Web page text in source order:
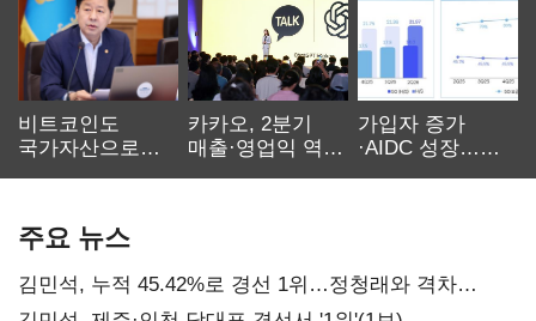
비트코인도
국가자산으로…'
카카오, 2분기
매출·영업익 역대
가입자 증가
·AIDC 성장…
주요 뉴스
김민석, 누적 45.42%로 경선 1위…정청래와 격차